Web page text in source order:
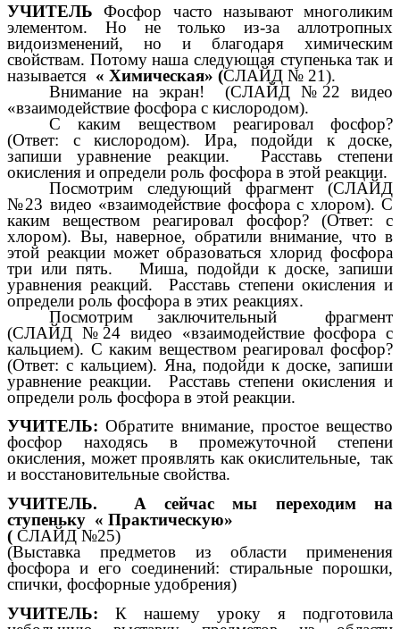
УЧИТЕЛЬФосфор часто называют многоликим
элементом. Но не только из-за аллотропных
видоизменений, но и благодаря химическим
свойствам. Потому наша следующая ступенька так и
называется « Химическая» (СЛАЙД № 21).
Внимание на экран! (СЛАЙД №22 видео
«взаимодействие фосфора с кислородом).
С каким веществом реагировал фосфор?
(Ответ: с кислородом). Ира, подойди к доске,
запиши уравнение реакции. Расставь степени
окисления и определи роль фосфора в этой реакции.
Посмотрим следующий фрагмент (СЛАЙД
№23 видео «взаимодействие фосфора с хлором). С
каким веществом реагировал фосфор? (Ответ: с
хлором). Вы, наверное, обратили внимание, что в
этой реакции может образоваться хлорид фосфора
три или пять. Миша, подойди к доске, запиши
уравнения реакций. Расставь степени окисления и
определи роль фосфора в этих реакциях.
Посмотрим заключительный фрагмент
(СЛАЙД №24 видео «взаимодействие фосфора с
кальцием). С каким веществом реагировал фосфор?
(Ответ: с кальцием). Яна, подойди к доске, запиши
уравнение реакции. Расставь степени окисления и
определи роль фосфора в этой реакции.
УЧИТЕЛЬ: Обратите внимание, простое вещество
фосфор находясь в промежуточной степени
окисления, может проявлять как окислительные, так
и восстановительные свойства.
УЧИТЕЛЬ. А сейчас мы переходим на
ступеньку « Практическую»
( СЛАЙД №25)
(Выставка предметов из области применения
фосфора и его соединений: стиральные порошки,
спички, фосфорные удобрения)
УЧИТЕЛЬ: К нашему уроку я подготовила